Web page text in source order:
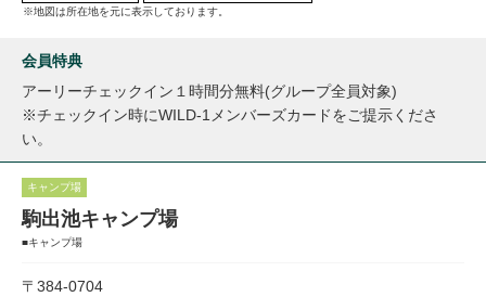
※地図は所在地を元に表示しております。
会員特典
アーリーチェックイン１時間分無料(グループ全員対象)
※チェックイン時にWILD-1メンバーズカードをご提示くださ
い。
キャンプ場
駒出池キャンプ場
■キャンプ場
〒384-0704